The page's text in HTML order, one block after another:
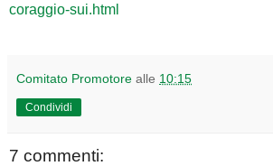
coraggio-sui.html
Comitato Promotore alle 10:15
Condividi
7 commenti: